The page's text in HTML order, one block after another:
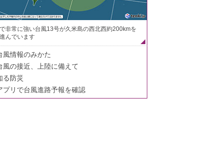
非常に強い台風13号が久米島の西北西約200kmを
んでいます
風情報のみかた
風の接近、上陸に備えて
る防災
プリで台風進路予報を確認